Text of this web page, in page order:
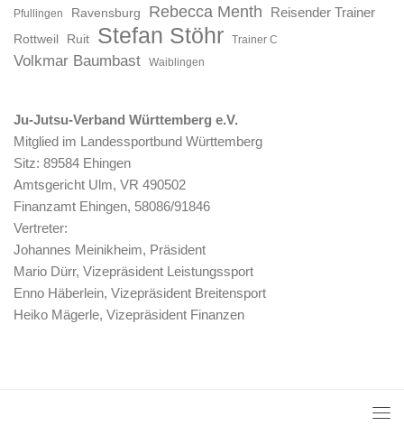
Pfullingen Ravensburg Rebecca Menth Reisender Trainer
Rottweil Ruit Stefan Stöhr Trainer C
Volkmar Baumbast Waiblingen
Ju-Jutsu-Verband Württemberg e.V.
Mitglied im Landessportbund Württemberg
Sitz: 89584 Ehingen
Amtsgericht Ulm, VR 490502
Finanzamt Ehingen, 58086/91846
Vertreter:
Johannes Meinikheim, Präsident
Mario Dürr, Vizepräsident Leistungssport
Enno Häberlein, Vizepräsident Breitensport
Heiko Mägerle, Vizepräsident Finanzen